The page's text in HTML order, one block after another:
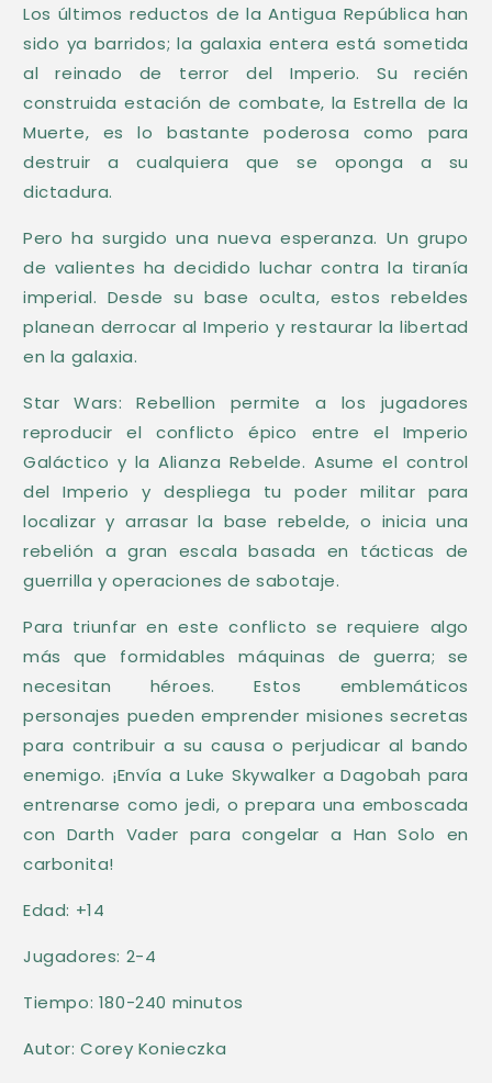
t
e
n
i
d
o
e
s
p
l
g
a
b
l
e
Los últimos reductos de la Antigua República han
sido ya barridos; la galaxia entera está sometida
al reinado de terror del Imperio. Su recién
construida estación de combate, la Estrella de la
Muerte, es lo bastante poderosa como para
destruir a cualquiera que se oponga a su
dictadura.
Pero ha surgido una nueva esperanza. Un grupo
de valientes ha decidido luchar contra la tiranía
imperial. Desde su base oculta, estos rebeldes
planean derrocar al Imperio y restaurar la libertad
en la galaxia.
Star Wars: Rebellion permite a los jugadores
reproducir el conflicto épico entre el Imperio
Galáctico y la Alianza Rebelde. Asume el control
del Imperio y despliega tu poder militar para
localizar y arrasar la base rebelde, o inicia una
rebelión a gran escala basada en tácticas de
guerrilla y operaciones de sabotaje.
Para triunfar en este conflicto se requiere algo
más que formidables máquinas de guerra; se
necesitan héroes. Estos emblemáticos
personajes pueden emprender misiones secretas
para contribuir a su causa o perjudicar al bando
enemigo. ¡Envía a Luke Skywalker a Dagobah para
entrenarse como jedi, o prepara una emboscada
con Darth Vader para congelar a Han Solo en
carbonita!
Edad: +14
Jugadores: 2-4
Tiempo: 180-240 minutos
Autor: Corey Konieczka